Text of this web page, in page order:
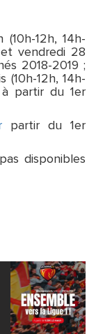
12h, 14h-
et vendredi 28
2018-2019 ;
(10h-12h, 14h-
à partir du 1er
partir du 1er
disponibles